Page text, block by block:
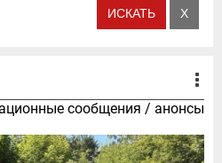
сообщения / анонсы